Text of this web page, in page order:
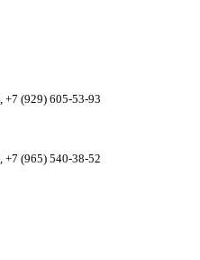
, +7 (929) 605-53-93
, +7 (965) 540-38-52